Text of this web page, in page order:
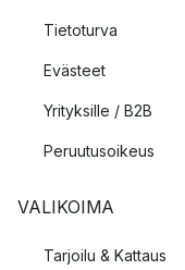
Tietoturva
Evästeet
Yrityksille / B2B
Peruutusoikeus
VALIKOIMA
Tarjoilu & Kattaus